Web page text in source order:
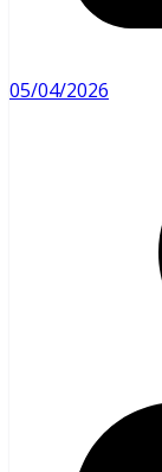
05/04/2026